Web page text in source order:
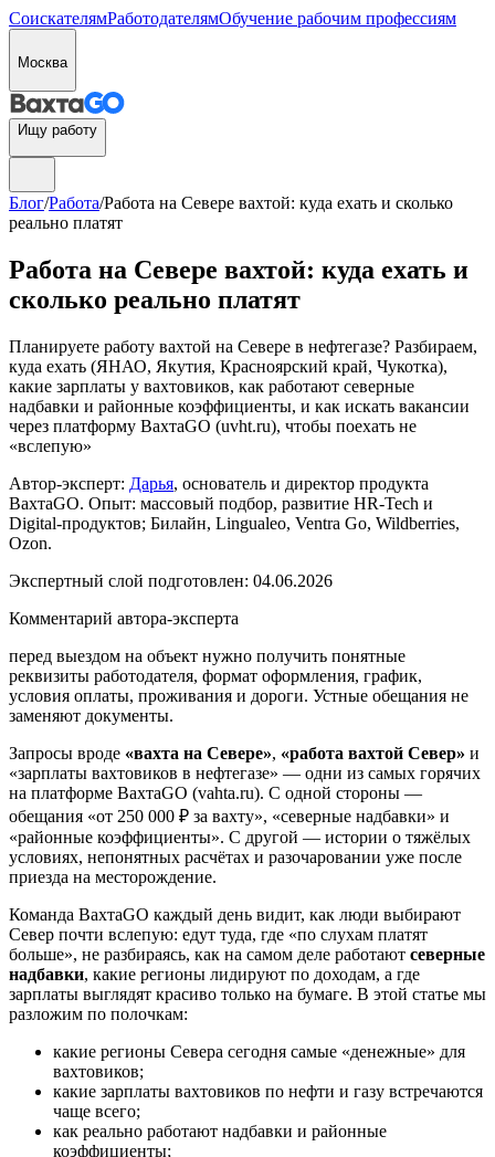
СоискателямРаботодателямОбучение рабочим профессиям
Москва
Ищу работу
Блог/Работа/Работа на Севере вахтой: куда ехать и сколько
реально платят
Работа на Севере вахтой: куда ехать и
сколько реально платят
Планируете работу вахтой на Севере в нефтегазе? Разбираем,
куда ехать (ЯНАО, Якутия, Красноярский край, Чукотка),
какие зарплаты у вахтовиков, как работают северные
надбавки и районные коэффициенты, и как искать вакансии
через платформу ВахтаGO (uvht.ru), чтобы поехать не
«вслепую»
Автор-эксперт: Дарья, основатель и директор продукта
ВахтаGO. Опыт: массовый подбор, развитие HR-Tech и
Digital-продуктов; Билайн, Lingualeo, Ventra Go, Wildberries,
Ozon.
Экспертный слой подготовлен: 04.06.2026
Комментарий автора-эксперта
перед выездом на объект нужно получить понятные
реквизиты работодателя, формат оформления, график,
условия оплаты, проживания и дороги. Устные обещания не
заменяют документы.
Запросы вроде «вахта на Севере», «работа вахтой Север» и
«зарплаты вахтовиков в нефтегазе» — одни из самых горячих
на платформе ВахтаGO (vahta.ru). С одной стороны —
обещания «от 250 000 ₽ за вахту», «северные надбавки» и
«районные коэффициенты». С другой — истории о тяжёлых
условиях, непонятных расчётах и разочаровании уже после
приезда на месторождение.
Команда ВахтаGO каждый день видит, как люди выбирают
Север почти вслепую: едут туда, где «по слухам платят
больше», не разбираясь, как на самом деле работают северные
надбавки, какие регионы лидируют по доходам, а где
зарплаты выглядят красиво только на бумаге. В этой статье мы
разложим по полочкам:
какие регионы Севера сегодня самые «денежные» для
вахтовиков;
какие зарплаты вахтовиков по нефти и газу встречаются
чаще всего;
как реально работают надбавки и районные
коэффициенты;